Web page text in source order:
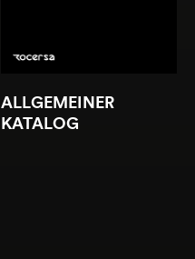
ALLGEMEINER
KATALOG